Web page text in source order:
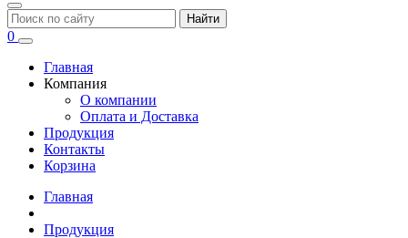
Найти
0
Главная
Компания
О компании
Оплата и Доставка
Продукция
Контакты
Корзина
Главная
Продукция